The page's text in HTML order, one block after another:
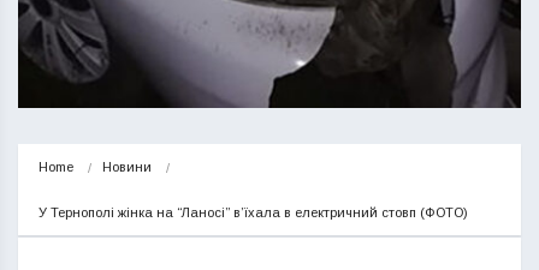
Home Новини
У Тернополі жінка на “Ланосі” в’їхала в електричний стовп (ФОТО)